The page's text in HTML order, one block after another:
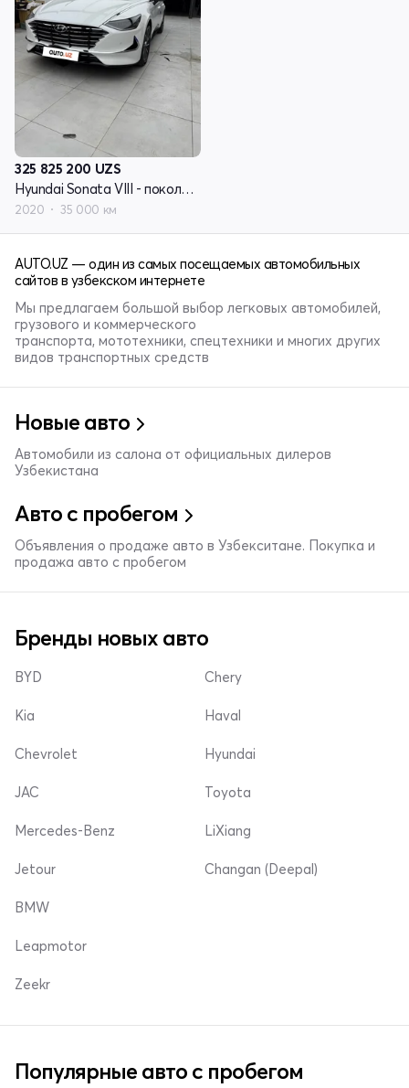
325 825 200 UZS
Hyundai Sonata VIII - поколение
2020 35 000 км
AUTO.UZ — один из самых посещаемых автомобильных
сайтов в узбекском интернете
Мы предлагаем большой выбор легковых автомобилей,
грузового и коммерческого
транспорта, мототехники, спецтехники и многих других
видов транспортных средств
Новые авто
Автомобили из салона от официальных дилеров
Узбекистана
Авто с пробегом
Объявления о продаже авто в Узбекситане. Покупка и
продажа авто с пробегом
Бренды новых авто
BYD
Kia
Chevrolet
Chery
Haval
Hyundai
JAC
Mercedes-Benz
Jetour
Toyota
LiXiang
Changan (Deepal)
BMW
Leapmotor
Zeekr
Популярные авто с пробегом